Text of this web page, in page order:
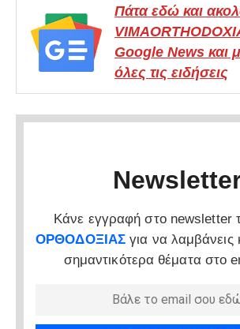
Πάτα εδώ και
Google News και
όλες τις ειδήσεις
Κάνε εγγραφή στο newsletter
ΟΡΘΟΔΟΞΙΑΣ για να
σημαντικότερα θέματα στο